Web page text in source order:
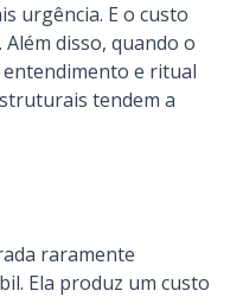
urgência. E o custo
disso, quando o
e ritual
tendem a
raramente
Ela produz um custo